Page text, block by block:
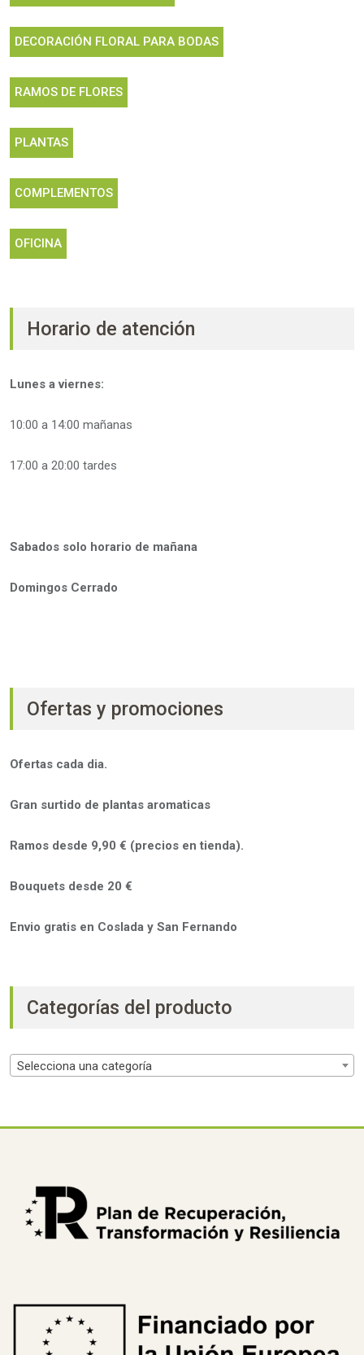
DECORACIÓN FLORAL PARA BODAS
RAMOS DE FLORES
PLANTAS
COMPLEMENTOS
OFICINA
Horario de atención
Lunes a viernes:
10:00 a 14:00 mañanas
17:00 a 20:00 tardes
Sabados solo horario de mañana
Domingos Cerrado
Ofertas y promociones
Ofertas cada dia.
Gran surtido de plantas aromaticas
Ramos desde 9,90 € (precios en tienda).
Bouquets desde 20 €
Envio gratis en Coslada y San Fernando
Categorías del producto
Selecciona una categoría